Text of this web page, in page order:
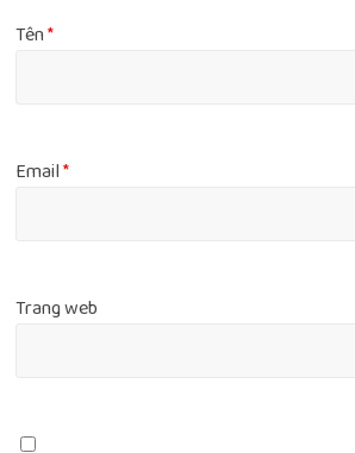
Tên*
Email*
Trang web